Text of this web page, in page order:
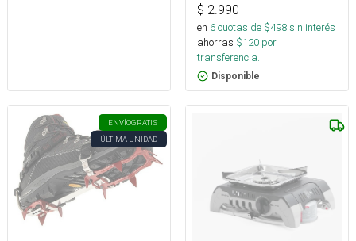
$ 2.990
en 6cuotas de $498sin interés
ahorras $120 por
transferencia.
Disponible
ENVÍOGRATIS
ÚLTIMA UNIDAD